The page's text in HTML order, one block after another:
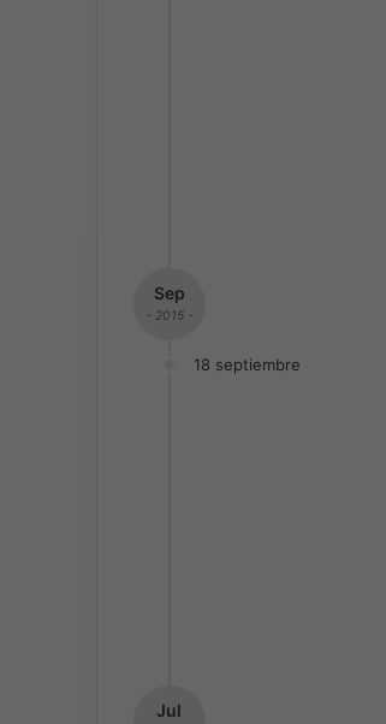
Sep
- 2015 -
18 septiembre
Jul